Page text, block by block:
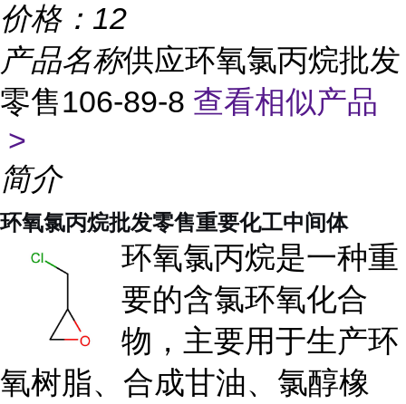
价格： 12
产品名称供应环氧氯丙烷批发
零售106-89-8 查看相似产品
>
简介
环氧氯丙烷批发零售重要化工中间体
环氧氯丙烷是一种重
要的含氯环氧化合
物，主要用于生产环
氧树脂、合成甘油、氯醇橡